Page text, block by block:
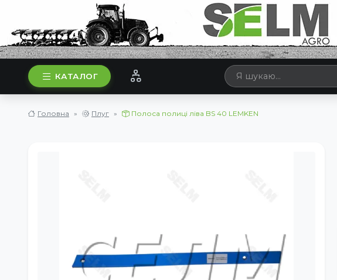
КАТАЛОГ
Головна Плуг Полоса полиці ліва BS 40 LEMKEN